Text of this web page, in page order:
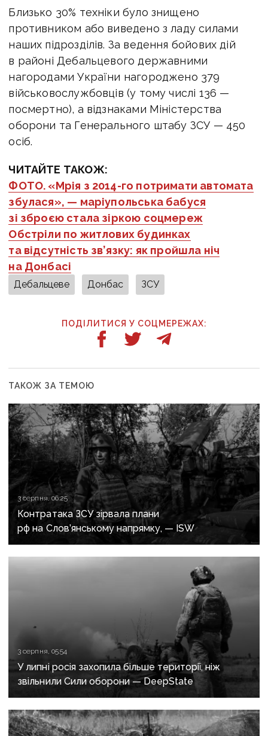
Близько 30% техніки було знищено
противником або виведено з ладу силами
наших підрозділів. За ведення бойових дій
в районі Дебальцевого державними
нагородами України нагороджено 379
військовослужбовців (у тому числі 136 —
посмертно), а відзнаками Міністерства
оборони та Генерального штабу ЗСУ — 450
осіб.
ЧИТАЙТЕ ТАКОЖ:
ФОТО. «Мрія з 2014-го потримати автомата
збулася», — маріупольська бабуся
зі зброєю стала зіркою соцмереж
Обстріли по житлових будинках
та відсутність зв’язку: як пройшла ніч
на Донбасі
Дебальцеве Донбас ЗСУ
ПОДІЛИТИСЯ У СОЦМЕРЕЖАХ:
ТАКОЖ ЗА ТЕМОЮ
3 серпня, 06:25
Контратака ЗСУ зірвала плани
рф на Слов’янському напрямку, — ISW
3 серпня, 05:54
У липні росія захопила більше території, ніж
звільнили Сили оборони — DeepState